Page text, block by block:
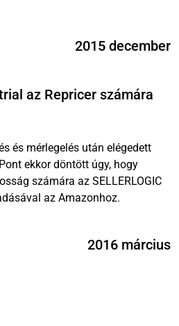
2015 december
az Repricer számára
és mérlegelés után elégedett
ekkor döntött úgy, hogy
számára az SELLERLOGIC
az Amazonhoz.
2016 március